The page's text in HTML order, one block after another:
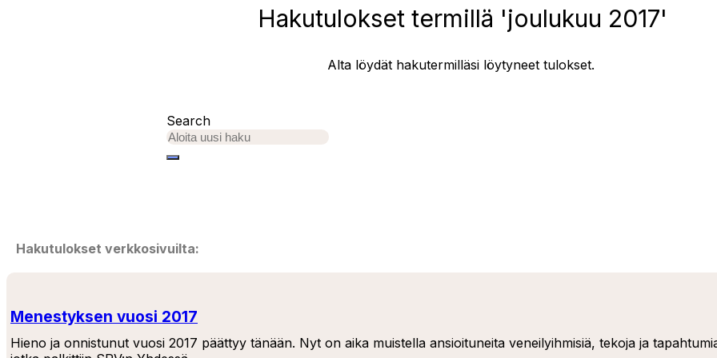
Hakutulokset termillä 'joulukuu 2017'
Alta löydät hakutermilläsi löytyneet tulokset.
Search
Hakutulokset verkkosivuilta:
Menestyksen vuosi 2017
Hieno ja onnistunut vuosi 2017 päättyy tänään. Nyt on aika muistella ansioituneita veneilyihmisiä, tekoja ja